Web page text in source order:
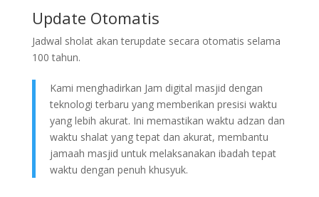
Update Otomatis
Jadwal sholat akan terupdate secara otomatis selama
100 tahun.
Kami menghadirkan Jam digital masjid dengan
teknologi terbaru yang memberikan presisi waktu
yang lebih akurat. Ini memastikan waktu adzan dan
waktu shalat yang tepat dan akurat, membantu
jamaah masjid untuk melaksanakan ibadah tepat
waktu dengan penuh khusyuk.